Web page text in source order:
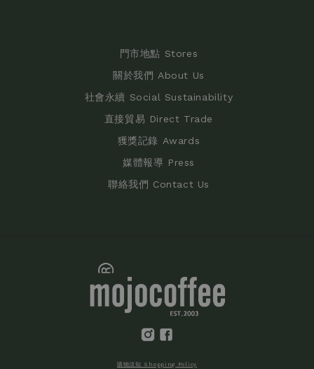
門市地點 Stores
關於我們 About Us
社會永續 Social Sustainability
直接貿易 Direct Trade
獲獎記錄 Awards
媒體報導 Press
聯絡我們 Contact Us
購物須知 Shopping Policy